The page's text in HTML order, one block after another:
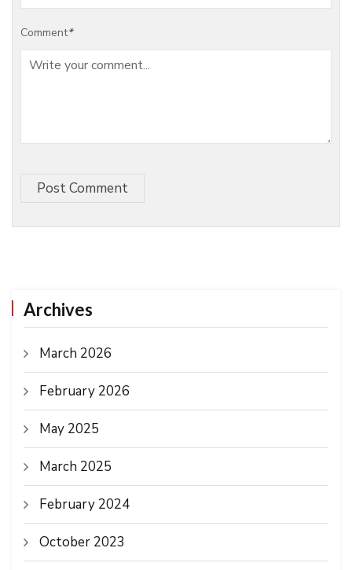
Comment*
Post Comment
Archives
March 2026
February 2026
May 2025
March 2025
February 2024
October 2023